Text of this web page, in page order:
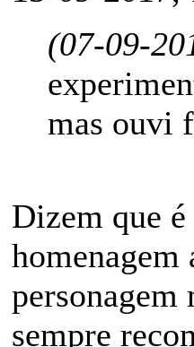
(07-09-
mas ouvi
Dizem que
sempre